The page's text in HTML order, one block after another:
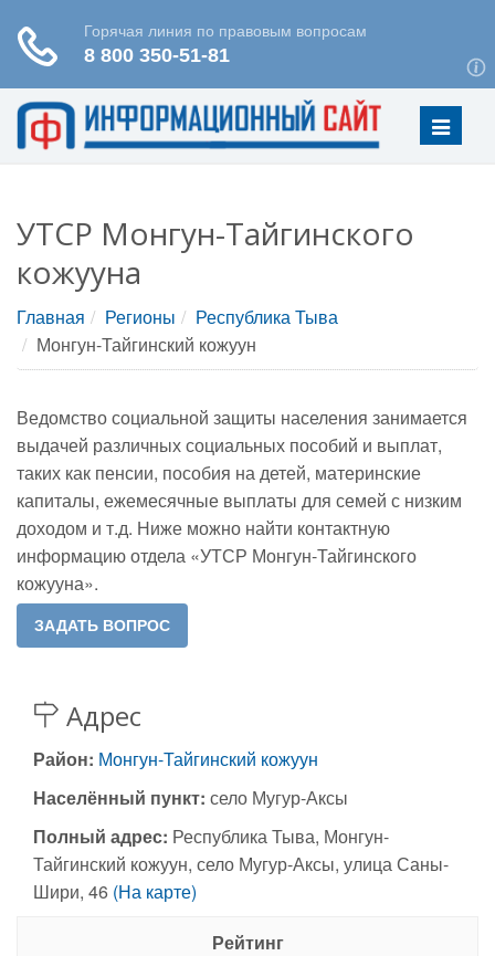
Меню
УТСР Монгун-Тайгинского
кожууна
Главная Регионы
Республика Тыва
Монгун-Тайгинский кожуун
Ведомство социальной защиты населения занимается
выдачей различных социальных пособий и выплат,
таких как пенсии, пособия на детей, материнские
капиталы, ежемесячные выплаты для семей с низким
доходом и т.д. Ниже можно найти контактную
информацию отдела «УТСР Монгун-Тайгинского
кожууна».
Адрес
Район: Монгун-Тайгинский кожуун
Населённый пункт: село Мугур-Аксы
Полный адрес: Республика Тыва, Монгун-
Тайгинский кожуун, село Мугур-Аксы, улица Саны-
Шири, 46 (На карте)
Рейтинг